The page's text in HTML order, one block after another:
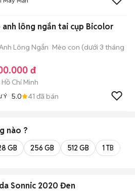
anh lông ngắn tai cụp Bicolor
Lông Ngắn Mèo con (dưới 3 tháng
đ
Hồ Chí Minh
Ý 5.0 41 đã bán
nào ?
GB 256 GB 512 GB 1 TB
Sonnic 2020 Đen